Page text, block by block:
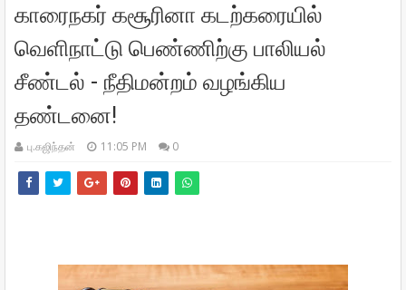
காரைநகர் கசூரினா கடற்கரையில்
வெளிநாட்டு பெண்ணிற்கு பாலியல்
சீண்டல் - நீதிமன்றம் வழங்கிய
தண்டனை!
பு.கஜிந்தன் 11:05 PM 0